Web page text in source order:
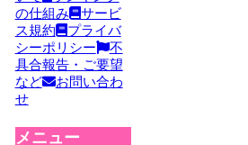
の仕組み
サービ
ス規約
プライバ
シーポリシー
不
具合報告・ご要望
など
お問い合わ
せ
メニュー